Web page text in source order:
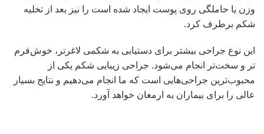
وزن یا حاملگی روی پوست ایجاد شده است را نیز بعد از تخلیه
شکم برطرف کرد.
این نوع جراحی بیشتر برای دستیابی به شکمی لاغرتر، خوش‌فرم
تر و سخت‌تر انجام می‌شود. جراحی زیبایی شکم یکی از
محبوب‌ترین جراحی‌هایی است که ما انجام می‌دهیم و نتایج بسیار
عالی را برای بیماران به ارمغان خواهد آورد.